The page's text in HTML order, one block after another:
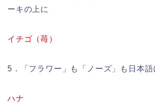
ーキの上に
イチゴ（苺）
5．「フラワー」も「ノーズ」も日本語
ハナ